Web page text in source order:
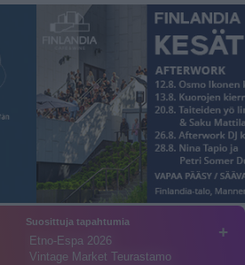
+
Suosittuja tapahtumia
Etno-Espa 2026
Vintage Market Teurastamo